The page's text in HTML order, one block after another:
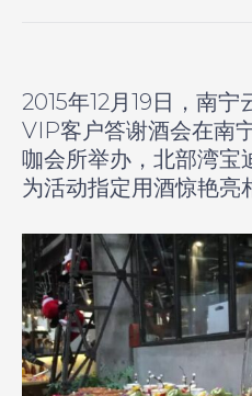
2015年12月19日，南
VIP客户答谢酒会在南
咖会所举办，北部湾宝
为活动指定用酒惊艳亮